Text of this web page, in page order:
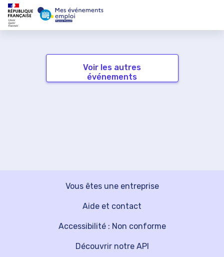
Voir les autres
événements
Vous êtes une entreprise
Découvrir notre API
Aide et contact
Accessibilité : Non conforme